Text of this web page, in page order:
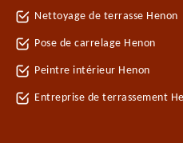
Nettoyage de terrasse Henon
Pose de carrelage Henon
Peintre intérieur Henon
Entreprise de terrassement